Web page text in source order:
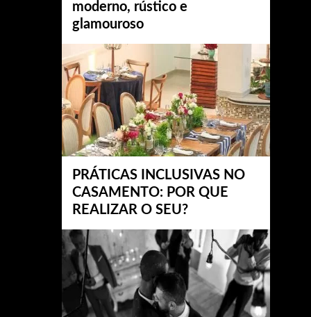
moderno, rústico e
glamouroso
PRÁTICAS INCLUSIVAS NO
CASAMENTO: POR QUE
REALIZAR O SEU?